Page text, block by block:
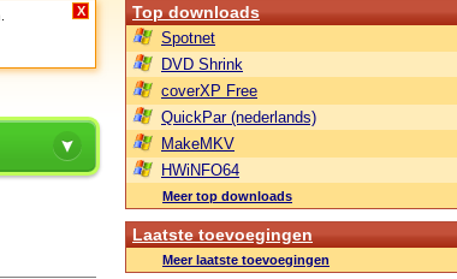
X Top downloads
Spotnet
DVD Shrink
coverXP Free
QuickPar (nederlands)
MakeMKV
HWiNFO64
Meer top downloads
Laatste toevoegingen
Meer laatste toevoegingen